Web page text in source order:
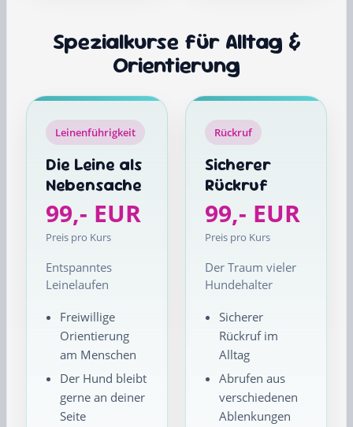
Spezialkurse für Alltag &
Orientierung
Leinenführigkeit
Die Leine als
Nebensache
99,- EUR
Preis pro Kurs
Entspanntes
Leinelaufen
Freiwillige
Orientierung
am Menschen
Der Hund bleibt
gerne an deiner
Seite
Rückruf
Sicherer
Rückruf
99,- EUR
Preis pro Kurs
Der Traum vieler
Hundehalter
Sicherer
Rückruf im
Alltag
Abrufen aus
verschiedenen
Ablenkungen